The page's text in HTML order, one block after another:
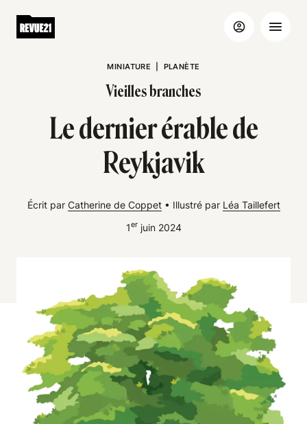
MINIATURE PLANÈTE
Vieilles branches
Le dernier érable de
Reykjavik
Écrit par Catherine de Coppet • Illustré par Léa Taillefert
1erjuin 2024